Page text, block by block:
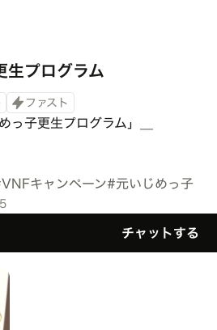
生プログラム
ファスト
っ子更生プログラム」__
VNFキャンペーン#元いじめっ子
チャットする